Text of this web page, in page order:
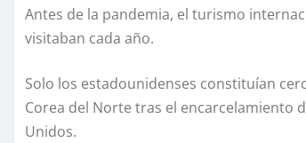
Antes de la pandemia, el turismo
visitaban cada año.
Solo los estadounidenses constituían
Corea del Norte tras el encarcelamiento
Unidos.